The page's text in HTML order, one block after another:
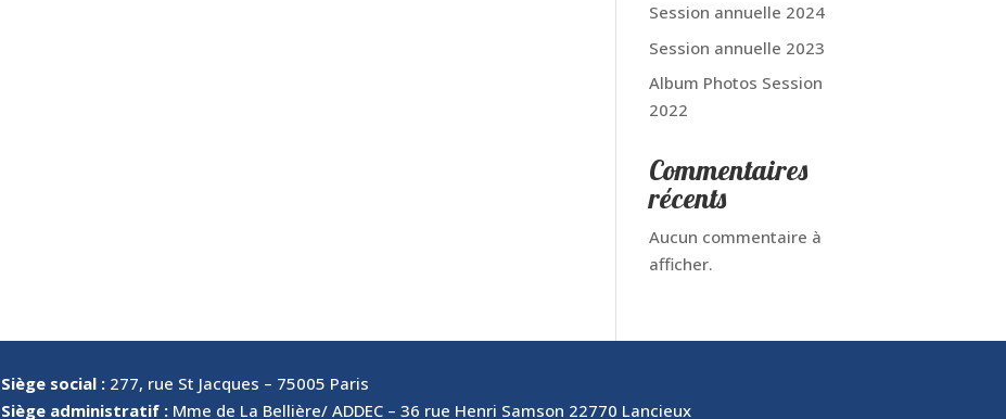
Session annuelle 2024
Session annuelle 2023
Album Photos Session
2022
Commentaires
récents
Aucun commentaire à
afficher.
Siège social :277, rue St Jacques – 75005 Paris
Siège administratif :Mme de La Bellière/ ADDEC – 36 rue Henri Samson 22770 Lancieux